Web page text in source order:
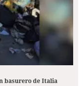
basurero de Italia